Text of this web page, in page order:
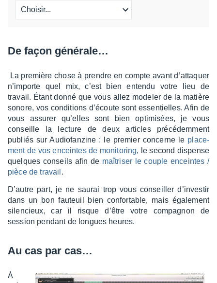
De façon géné­ra­le…
La première chose à prendre en compte avant d’at­taquer
n’im­porte quel mix, c’est bien entendu votre lieu de
travail. Étant donné que vous allez mode­ler de la matière
sonore, vos condi­tions d’écoute sont essen­tielles. Afin de
vous assu­rer qu’elles sont bien opti­mi­sées, je vous
conseille la lecture de deux articles précé­dem­ment
publiés sur Audio­fan­zine : le premier concerne le place­
ment de vos enceintes de moni­to­ring, le second dispense
quelques conseils afin de maîtri­ser le couple enceintes /
pièce de travail .
D’autre part, je ne saurai trop vous conseiller d’in­ves­tir
dans un bon fauteuil bien confor­table, mais égale­ment
silen­cieux, car il risque d’être votre compa­gnon de
session pendant de longues heures.
Au cas par cas…
À